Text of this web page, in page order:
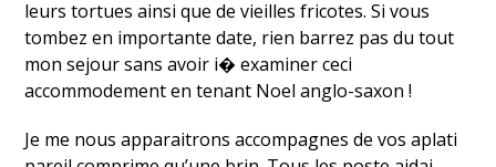
leurs tortues ainsi que de vieilles fricotes. Si vous
tombez en importante date, rien barrez pas du tout
mon sejour sans avoir i� examiner ceci
accommodement en tenant Noel anglo-saxon !
Je me nous apparaitrons accompagnes de vos aplati